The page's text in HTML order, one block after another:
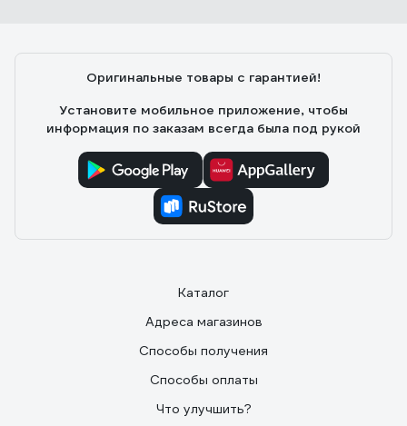
Оригинальные товары с гарантией!
Установите мобильное приложение, чтобы
информация по заказам всегда была под рукой
Каталог
Адреса магазинов
Способы получения
Способы оплаты
Что улучшить?